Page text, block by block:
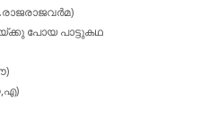
പോയ പാട്ടുകഥ